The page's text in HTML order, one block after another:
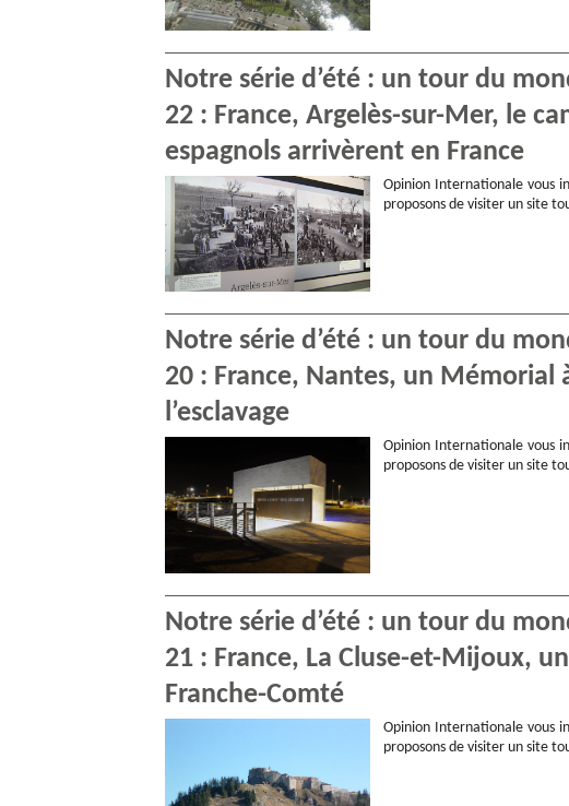
Notre série d’été : un tour du
22 : France, Argelès-sur-Mer, le
espagnols arrivèrent en France
Opinion Internationale vous
proposons de visiter un site
Notre série d’été : un tour du
20 : France, Nantes, un Mémorial
l’esclavage
Opinion Internationale vous
proposons de visiter un site
Notre série d’été : un tour du
21 : France, La Cluse-et-Mijoux,
Franche-Comté
Opinion Internationale vous
proposons de visiter un site